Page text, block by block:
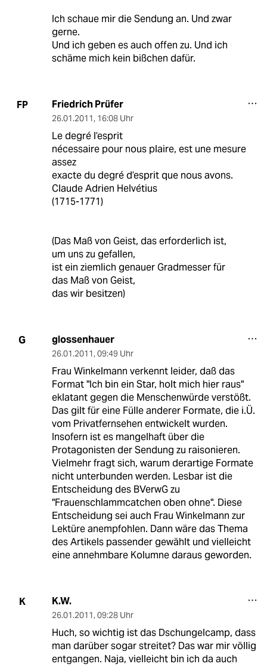
Ich schaue mir die Sendung an. Und zwar
gerne.
Und ich geben es auch offen zu. Und ich
schäme mich kein bißchen dafür.
FP Friedrich Prüfer
26.01.2011, 16:08 Uhr
Le degré l’esprit
nécessaire pour nous plaire, est une mesure
assez
exacte du degré d’esprit que nous avons.
Claude Adrien Helvétius
(1715-1771)
(Das Maß von Geist, das erforderlich ist,
um uns zu gefallen,
ist ein ziemlich genauer Gradmesser für
das Maß von Geist,
das wir besitzen)
G glossenhauer
26.01.2011, 09:49 Uhr
Frau Winkelmann verkennt leider, daß das
Format "Ich bin ein Star, holt mich hier raus"
eklatant gegen die Menschenwürde verstößt.
Das gilt für eine Fülle anderer Formate, die i.Ü.
vom Privatfernsehen entwickelt wurden.
Insofern ist es mangelhaft über die
Protagonisten der Sendung zu raisonieren.
Vielmehr fragt sich, warum derartige Formate
nicht unterbunden werden. Lesbar ist die
Entscheidung des BVerwG zu
"Frauenschlammcatchen oben ohne". Diese
Entscheidung sei auch Frau Winkelmann zur
Lektüre anempfohlen. Dann wäre das Thema
des Artikels passender gewählt und vielleicht
eine annehmbare Kolumne daraus geworden.
K K.W.
26.01.2011, 09:28 Uhr
Huch, so wichtig ist das Dschungelcamp, dass
man darüber sogar streitet? Das war mir völlig
entgangen. Naja, vielleicht bin ich da auch